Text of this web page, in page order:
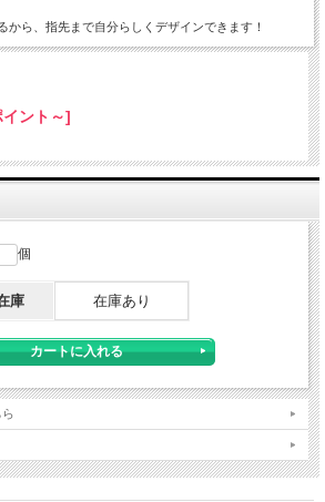
から、指先まで自分らしくデザインできます！
ント～]
個
庫 在庫あり